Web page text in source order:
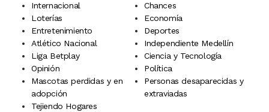
Internacional
Chances
Loterías
Economía
Entretenimiento
Deportes
Atlético Nacional
Independiente Medellín
Liga Betplay
Ciencia y Tecnología
Opinión
Política
Mascotas perdidas y en
adopción
Personas desaparecidas y
extraviadas
Tejiendo Hogares